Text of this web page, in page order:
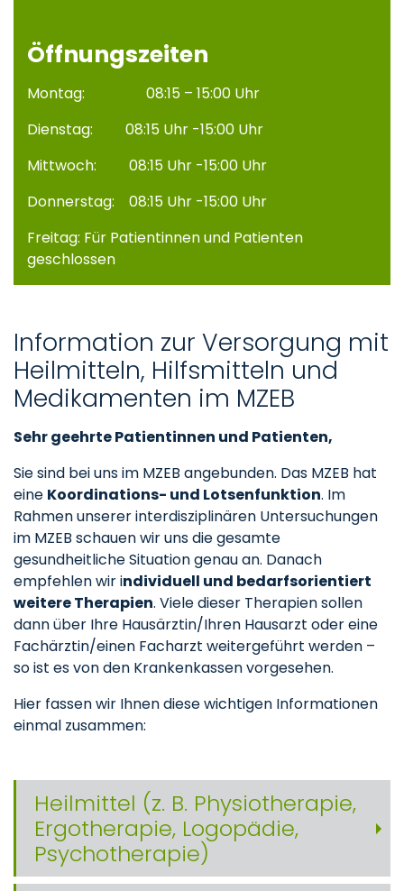
Öffnungszeiten
Montag: 08:15 – 15:00 Uhr
Dienstag: 08:15 Uhr -15:00 Uhr
Mittwoch: 08:15 Uhr -15:00 Uhr
Donnerstag: 08:15 Uhr -15:00 Uhr
Freitag: Für Patientinnen und Patienten
geschlossen
Information zur Versorgung mit
Heilmitteln, Hilfsmitteln und
Medikamenten im MZEB
Sehr geehrte Patientinnen und Patienten,
Sie sind bei uns im MZEB angebunden. Das MZEB hat
eine Koordinations- und Lotsenfunktion. Im
Rahmen unserer interdisziplinären Untersuchungen
im MZEB schauen wir uns die gesamte
gesundheitliche Situation genau an. Danach
empfehlen wir individuell und bedarfsorientiert
weitere Therapien. Viele dieser Therapien sollen
dann über Ihre Hausärztin/Ihren Hausarzt oder eine
Fachärztin/einen Facharzt weitergeführt werden –
so ist es von den Krankenkassen vorgesehen.
Hier fassen wir Ihnen diese wichtigen Informationen
einmal zusammen:
Heilmittel (z. B. Physiotherapie,
Ergotherapie, Logopädie,
Psychotherapie)